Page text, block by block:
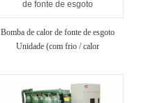
Bomba de calor de fonte de esgoto
Unidade (com frio / calor